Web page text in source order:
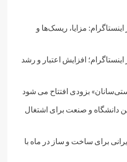
مزایا، ریسک‌ها و
افزایش اعتبار و رشد
بزودی افتتاح می شود
دانشگاه و صنعت برای اشتغال
برای ساخت و ساز در ماه با